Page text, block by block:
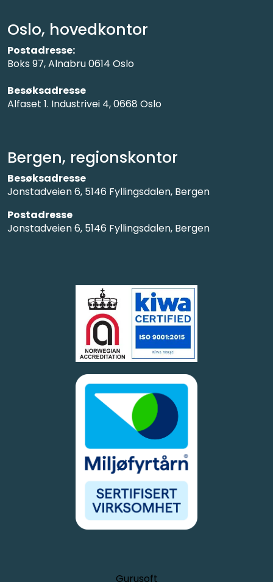
Bergen, regionskontor
Besøksadresse
Jonstadveien 6, 5146 Fyllingsdalen, Bergen
Postadresse
Jonstadveien 6, 5146 Fyllingsdalen, Bergen
Oslo, hovedkontor
Postadresse:
Boks 97, Alnabru 0614 Oslo
Besøksadresse
Alfaset 1. Industrivei 4, 0668 Oslo
Gurusoft